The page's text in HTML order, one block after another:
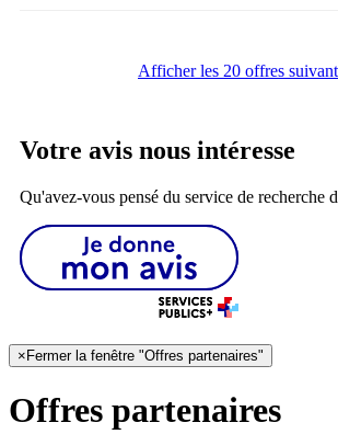
Afficher les 20 offres
Votre avis nous intéresse
Qu'avez-vous pensé du service de recherche
×Fermer la fenêtre "Offres partenaires"
Offres partenaires